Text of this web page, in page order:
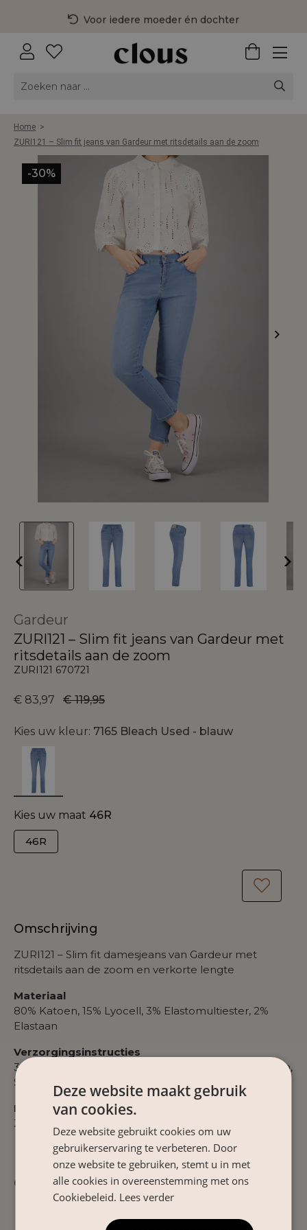
Voor iedere moeder én dochter
3 fysieke winkels in Nederland
Home >
ZURI121 – Slim fit jeans van Gardeur met ritsdetails aan de zoom
-30%
Gardeur
ZURI121 – Slim fit jeans van Gardeur met
ritsdetails aan de zoom
ZURI121 670721
€ 119,95
€ 83,97
Kies uw kleur: 7165 Bleach Used - blauw
Kies uw maat 46R
46R
Omschrijving
ZURI121 – Slim fit damesjeans van Gardeur met
ritsdetails aan de zoom en verkorte lengte
Materiaal
80% Katoen, 15% Lyocell, 3% Elastomultiester, 2%
Elastaan
Verzorgingsinstructies
30°C fijne was, Niet bleken, Niet in wasdroger drogen,
Strijken op gematigde temperatuur
Product Nr
ZURI121-670721
Gerelateerde producten
Deze website maakt gebruik
van cookies.
Deze website gebruikt cookies om uw
gebruikerservaring te verbeteren. Door
onze website te gebruiken, stemt u in met
alle cookies in overeenstemming met ons
Cookiebeleid. Lees verder